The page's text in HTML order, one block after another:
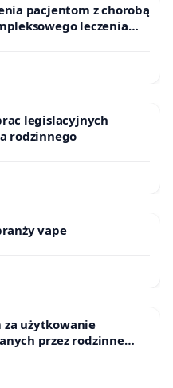
pacjentom z chorobą
leczenia
legislacyjnych
rodzinnego
vape
za użytkowanie
przez rodzinne